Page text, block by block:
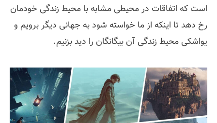
است که اتفاقات در محیطی مشابه با محیط زندگی خودمان
رخ دهد تا اینکه از ما خواسته شود به جهانی دیگر برویم و
یواشکی محیط زندگی آن بیگانگان را دید بزنیم.